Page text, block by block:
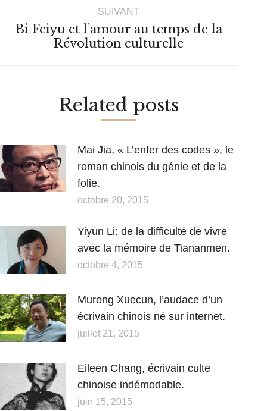
:
SUIVANT
Article
suivant
Bi Feiyu et l’amour au temps de la
Révolution culturelle
Related posts
Mai Jia, « L’enfer des codes », le
roman chinois du génie et de la
folie.
octobre 20, 2015
Yiyun Li: de la difficulté de vivre
avec la mémoire de Tiananmen.
octobre 4, 2015
Murong Xuecun, l’audace d’un
écrivain chinois né sur internet.
juillet 21, 2015
Eileen Chang, écrivain culte
chinoise indémodable.
juin 15, 2015